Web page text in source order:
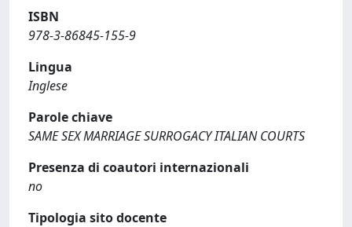
ISBN
978-3-86845-155-9
Lingua
Inglese
Parole chiave
SAME SEX MARRIAGE SURROGACY ITALIAN COURTS
Presenza di coautori internazionali
no
Tipologia sito docente